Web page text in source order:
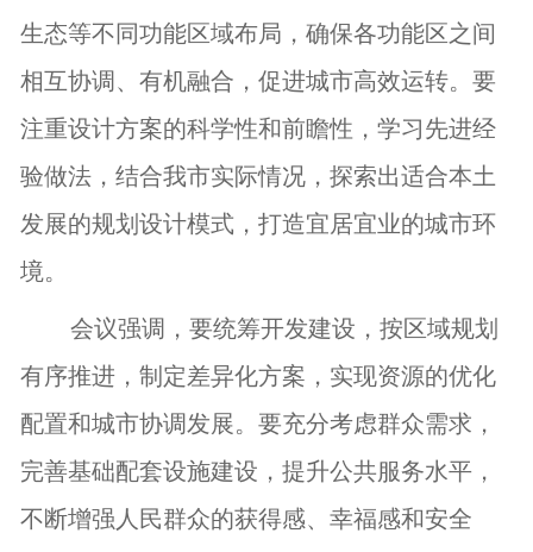
生态等不同功能区域布局，确保各功能区之间
相互协调、有机融合，促进城市高效运转。要
注重设计方案的科学性和前瞻性，学习先进经
验做法，结合我市实际情况，探索出适合本土
发展的规划设计模式，打造宜居宜业的城市环
境。
会议强调，要统筹开发建设，按区域规划
有序推进，制定差异化方案，实现资源的优化
配置和城市协调发展。要充分考虑群众需求，
完善基础配套设施建设，提升公共服务水平，
不断增强人民群众的获得感、幸福感和安全